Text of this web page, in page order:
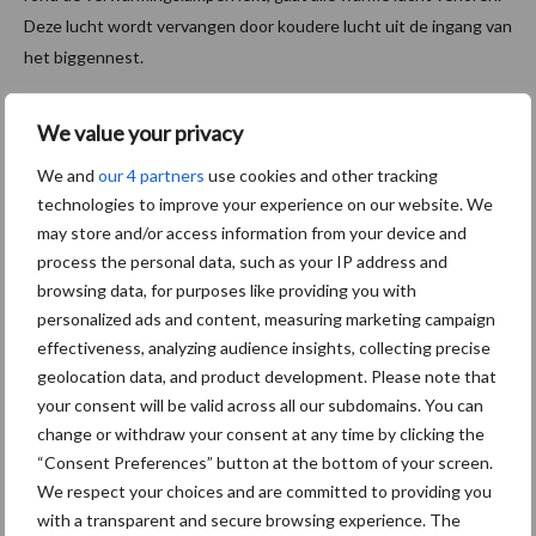
We value your privacy
We and our 4 partners use cookies and other tracking
technologies to improve your experience on our website. We
may store and/or access information from your device and
process the personal data, such as your IP address and
browsing data, for purposes like providing you with
personalized ads and content, measuring marketing campaign
effectiveness, analyzing audience insights, collecting precise
geolocation data, and product development. Please note that
your consent will be valid across all our subdomains. You can
change or withdraw your consent at any time by clicking the
“Consent Preferences” button at the bottom of your screen.
We respect your choices and are committed to providing you
with a transparent and secure browsing experience. The
Deze lucht wordt vervangen door koudere lucht uit de ingang van
het biggennest.
bewegende lucht voelt koud aan en de temperatuur in het
biggennest daalt. Tocht kan eenvoudig worden gevoeld door uw
hand in de hoek en de randen van het biggennest te plaatsen. De
tocht in de ingang kan worden ontdekt door in de ingang een
aansteker te ontsteken; de kleine vlam zal zich richting het
biggennest buigen als er tocht is.
De vloer
Wanneer u de biggennesten beoordeelt, is het belangrijk de
vloeren te controleren. Biggennesten zonder vloerverwarming
moeten voorzien worden van een warmte-isolerende rubberen
mat. De isolerende werking zorgt ervoor dat de warmte niet door